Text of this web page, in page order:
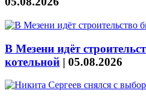
В Мезени идёт
котельной | 05.08.2026